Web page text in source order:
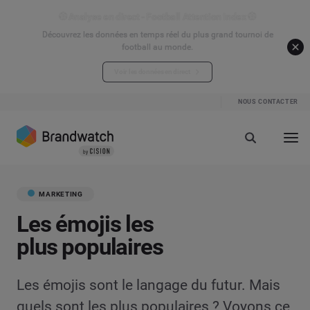
Découvrez les données en temps réel du plus grand tournoi de
football au monde.
NOUS CONTACTER
MARKETING
Les émojis les
plus populaires
Les émojis sont le langage du futur. Mais
quels sont les plus populaires ? Voyons ce